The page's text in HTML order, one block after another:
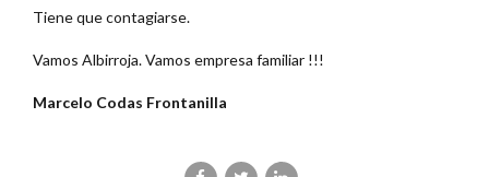
Tiene que contagiarse.
Vamos Albirroja. Vamos empresa familiar !!!
Marcelo Codas Frontanilla